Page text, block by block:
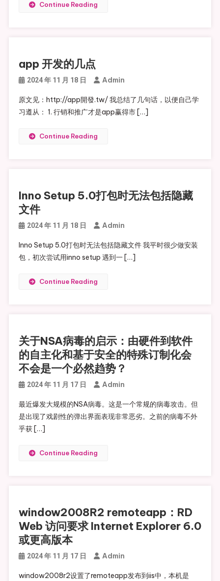
Continue Reading
app 开发的几点
2024 年 11 月 18 日 Admin
原文见：http://app開發.tw/ 我总结了几句话，以便自己学
习遵从： 1. 行销和推广才是app赢得市 […]
Continue Reading
Inno Setup 5.0打包时无法包括隐藏
文件
2024 年 11 月 18 日 Admin
Inno Setup 5.0打包时无法包括隐藏文件 我平时很少做安装
包，初次尝试用inno setup 遇到一 […]
Continue Reading
关于NSA病毒的启示：由硬件到软件
的自主化和基于安全的特殊订制化会
不会是一个必然趋势？
2024 年 11 月 17 日 Admin
最近爆发大规模的NSA病毒。这是一个常规的病毒攻击。但
是出现了戏剧性的弹出界面表现非常恶劣。之前的病毒不外
乎获 […]
Continue Reading
window2008R2 remoteapp：RD
Web 访问要求 Internet Explorer 6.0
或更高版本
2024 年 11 月 17 日 Admin
window2008r2设置了remoteapp发布到iis中，本机是